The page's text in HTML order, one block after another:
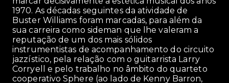
1970. As décadas seguintes da atividade de
Buster Williams foram marcadas, para além da
sua carreira como sideman que lhe valeram a
reputação de um dos mais sólidos
instrumentistas de acompanhamento do circuito
jazzístico, pela relação com o guitarrista Larry
Corryell e pelo trabalho no âmbito do quarteto
cooperativo Sphere (ao lado de Kenny Barron,